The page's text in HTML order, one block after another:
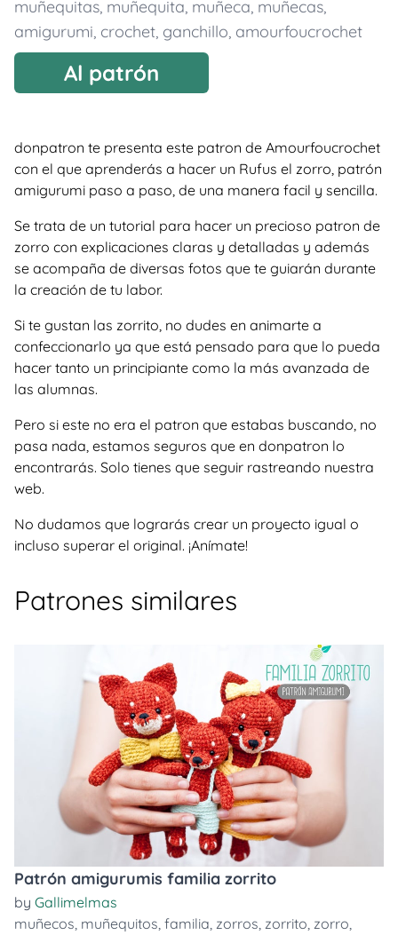
muñequitas, muñequita, muñeca, muñecas,
amigurumi, crochet, ganchillo, amourfoucrochet
Al patrón
donpatron te presenta este patron de Amourfoucrochet
con el que aprenderás a hacer un Rufus el zorro, patrón
amigurumi paso a paso, de una manera facil y sencilla.
Se trata de un tutorial para hacer un precioso patron de
zorro con explicaciones claras y detalladas y además
se acompaña de diversas fotos que te guiarán durante
la creación de tu labor.
Si te gustan las zorrito, no dudes en animarte a
confeccionarlo ya que está pensado para que lo pueda
hacer tanto un principiante como la más avanzada de
las alumnas.
Pero si este no era el patron que estabas buscando, no
pasa nada, estamos seguros que en donpatron lo
encontrarás. Solo tienes que seguir rastreando nuestra
web.
No dudamos que lograrás crear un proyecto igual o
incluso superar el original. ¡Anímate!
Patrones similares
Patrón amigurumis familia zorrito
by Gallimelmas
muñecos, muñequitos, familia, zorros, zorrito, zorro,